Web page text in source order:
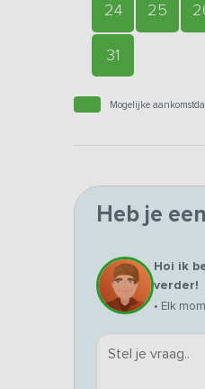
24 25
31
Mogelijke
Heb je
Hoi ik
verder!
• Elk